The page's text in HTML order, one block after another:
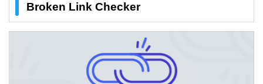
Broken Link Checker